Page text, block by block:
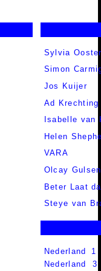
Sylvia
Simon
Jos Kuijer
Ad Krechting
Isabelle van
Helen
VARA
Olcay Gulsen
Beter Laat
Steye van
Nederland
Nederland